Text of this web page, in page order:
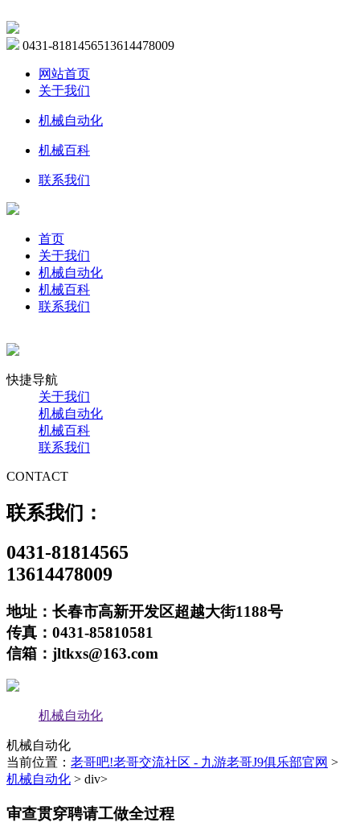
0431-8181456513614478009
网站首页
关于我们
机械自动化
机械百科
联系我们
首页
关于我们
机械自动化
机械百科
联系我们
快捷导航
关于我们
机械自动化
机械百科
联系我们
CONTACT
联系我们：
0431-81814565
13614478009
地址：长春市高新开发区超越大街1188号
传真：0431-85810581
信箱：jltkxs@163.com
机械自动化
机械自动化
当前位置： 老哥吧!老哥交流社区 - 九游老哥J9俱乐部官网 >
机械自动化 > div>
审查贯穿聘请工做全过程